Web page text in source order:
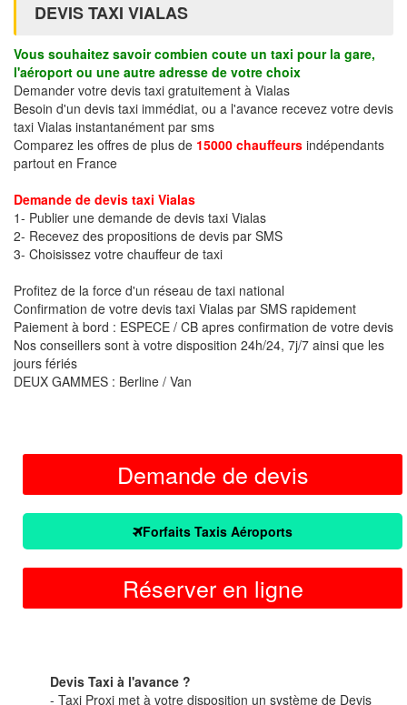
DEVIS TAXI VIALAS
Vous souhaitez savoir combien coute un taxi pour la gare,
l'aéroport ou une autre adresse de votre choix
Demander votre devis taxi gratuitement à Vialas
Besoin d'un devis taxi immédiat, ou a l'avance recevez votre devis
taxi Vialas instantanément par sms
Comparez les offres de plus de 15000 chauffeurs indépendants
partout en France
Demande de devis taxi Vialas
1- Publier une demande de devis taxi Vialas
2- Recevez des propositions de devis par SMS
3- Choisissez votre chauffeur de taxi
Profitez de la force d'un réseau de taxi national
Confirmation de votre devis taxi Vialas par SMS rapidement
Paiement à bord : ESPECE / CB apres confirmation de votre devis
Nos conseillers sont à votre disposition 24h/24, 7j/7 ainsi que les
jours fériés
DEUX GAMMES : Berline / Van
Demande de devis
Forfaits Taxis Aéroports
Réserver en ligne
Devis Taxi à l'avance ?
- Taxi Proxi met à votre disposition un système de Devis